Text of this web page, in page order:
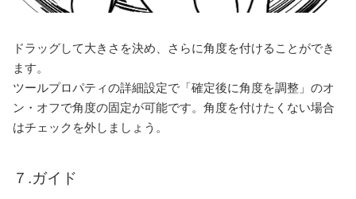
ドラッグして大きさを決め、さらに角度を付けることができ
ます。
ツールプロパティの詳細設定で「確定後に角度を調整」のオ
ン・オフで角度の固定が可能です。角度を付けたくない場合
はチェックを外しましょう。
７.ガイド